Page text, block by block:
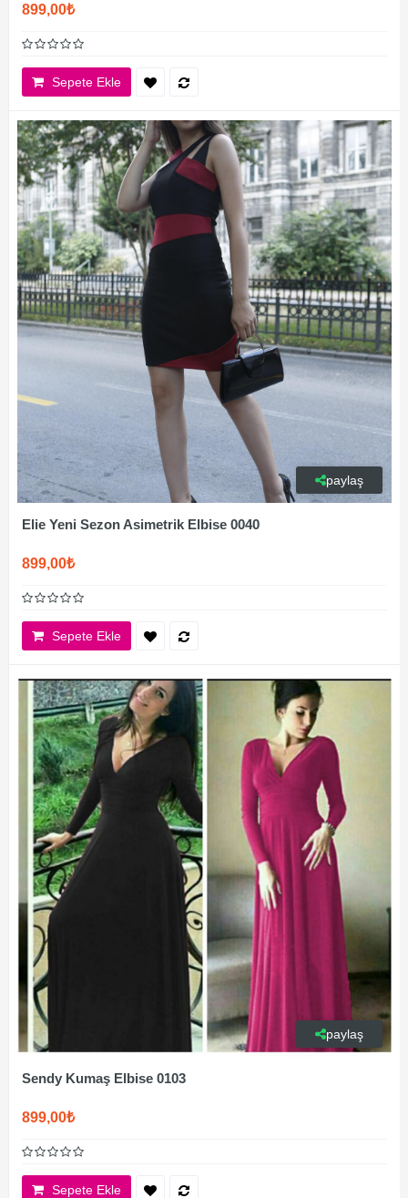
899,00₺
Sepete Ekle
paylaş
Elie Yeni Sezon Asimetrik Elbise 0040
899,00₺
Sepete Ekle
paylaş
Sendy Kumaş Elbise 0103
899,00₺
Sepete Ekle